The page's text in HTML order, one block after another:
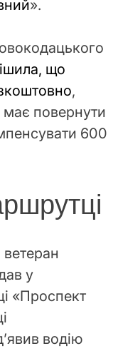
».
що
,
має повернути
600
у
«Проспект
водію